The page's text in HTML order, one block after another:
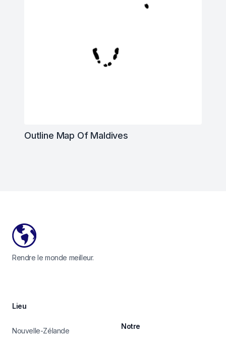
Outline Map Of Maldives
Rendre le monde meilleur.
Lieu
Nouvelle-Zélande
Notre